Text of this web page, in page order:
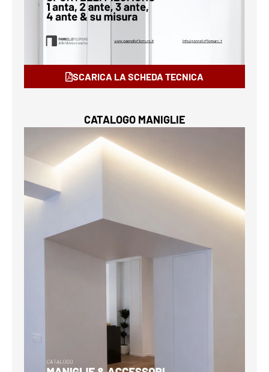
SCARICA LA SCHEDA TECNICA
CATALOGO MANIGLIE